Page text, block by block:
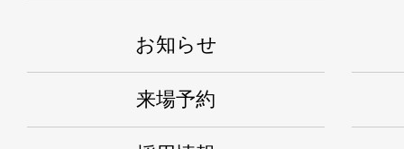
お知らせ
来場予約